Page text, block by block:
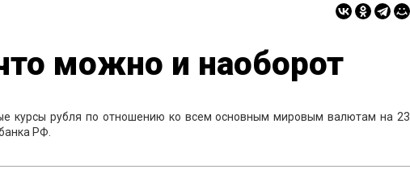
можно и наоборот
курсы рубля по отношению ко всем основным мировым валютам на 23
РФ.